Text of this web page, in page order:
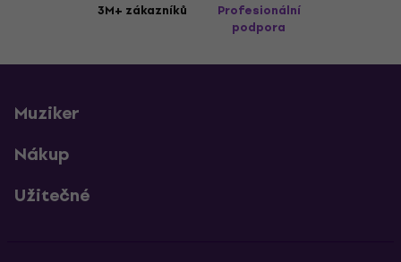
3M+ zákazníků
Profesionální
podpora
Muziker
Nákup
Užitečné